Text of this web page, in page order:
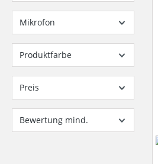
Mikrofon
Produktfarbe
Preis
Bewertung mind.